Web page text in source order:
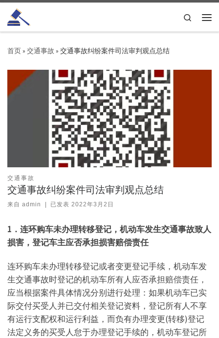
Skip to content
Search
首页» 交通事故 » 交通事故纠纷案件司法审判观点总结
交通事故
交通事故纠纷案件司法审判观点总结
来自 admin 已发表2022年3月2日
1．连环购车未办理转移登记，机动车发生交通事故致人
损害，登记车主应否承担损害赔偿责任
连环购车未办理转移登记或者变更登记手续，机动车发
生交通事故时登记的机动车所有人应否承担赔偿责任，
应当根据案件具体情况分别进行处理：如果机动车已实
际交付买受人并已交付相关登记资料，登记所有人不享
有运行支配权和运行利益，而负有办理变更(转移)登记
法定义务的买受人怠于办理登记手续的，机动车登记所